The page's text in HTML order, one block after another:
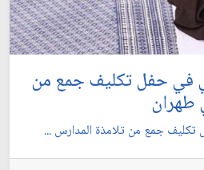
في حفل تكليف جمع من
طهران
تكليف جمع من تلامذة المدارس ...